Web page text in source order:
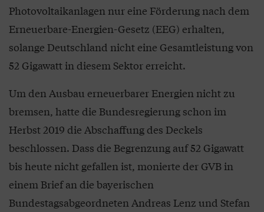
Photovoltaikanlagen nur eine Förderung nach dem
Erneuerbare-Energien-Gesetz (EEG) erhalten,
solange Deutschland nicht eine Gesamtleistung von
52 Gigawatt in diesem Sektor erreicht.
Um den Ausbau erneuerbarer Energien nicht zu
bremsen, hatte die Bundesregierung schon im
Herbst 2019 die Abschaffung des Deckels
beschlossen. Dass die Begrenzung auf 52 Gigawatt
bis heute nicht gefallen ist, monierte der GVB in
einem Brief an die bayerischen
Bundestagsabgeordneten Andreas Lenz und Stefan